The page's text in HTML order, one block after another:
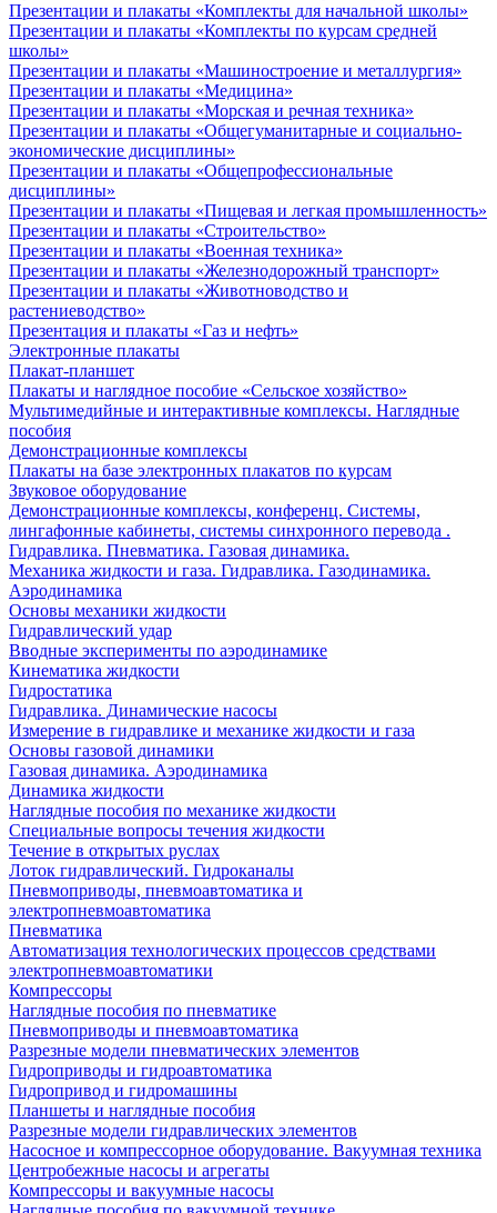
Презентации и плакаты «Комплекты для начальной школы»
Презентации и плакаты «Комплекты по курсам средней
школы»
Презентации и плакаты «Машиностроение и металлургия»
Презентации и плакаты «Медицина»
Презентации и плакаты «Морская и речная техника»
Презентации и плакаты «Общегуманитарные и социально-
экономические дисциплины»
Презентации и плакаты «Общепрофессиональные
дисциплины»
Презентации и плакаты «Пищевая и легкая промышленность»
Презентации и плакаты «Строительство»
Презентации и плакаты «Военная техника»
Презентации и плакаты «Железнодорожный транспорт»
Презентации и плакаты «Животноводство и
растениеводство»
Презентация и плакаты «Газ и нефть»
Электронные плакаты
Плакат-планшет
Плакаты и наглядное пособие «Сельское хозяйство»
Мультимедийные и интерактивные комплексы. Наглядные
пособия
Демонстрационные комплексы
Плакаты на базе электронных плакатов по курсам
Звуковое оборудование
Демонстрационные комплексы, конференц. Системы,
лингафонные кабинеты, системы синхронного перевода .
Гидравлика. Пневматика. Газовая динамика.
Механика жидкости и газа. Гидравлика. Газодинамика.
Аэродинамика
Основы механики жидкости
Гидравлический удар
Вводные эксперименты по аэродинамике
Кинематика жидкости
Гидростатика
Гидравлика. Динамические насосы
Измерение в гидравлике и механике жидкости и газа
Основы газовой динамики
Газовая динамика. Аэродинамика
Динамика жидкости
Наглядные пособия по механике жидкости
Специальные вопросы течения жидкости
Течение в открытых руслах
Лоток гидравлический. Гидроканалы
Пневмоприводы, пневмоавтоматика и
электропневмоавтоматика
Пневматика
Автоматизация технологических процессов средствами
электропневмоавтоматики
Компрессоры
Наглядные пособия по пневматике
Пневмоприводы и пневмоавтоматика
Разрезные модели пневматических элементов
Гидроприводы и гидроавтоматика
Гидропривод и гидромашины
Планшеты и наглядные пособия
Разрезные модели гидравлических элементов
Насосное и компрессорное оборудование. Вакуумная техника
Центробежные насосы и агрегаты
Компрессоры и вакуумные насосы